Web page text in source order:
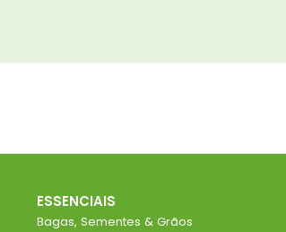
ESSENCIAIS
Bagas, Sementes & Grãos